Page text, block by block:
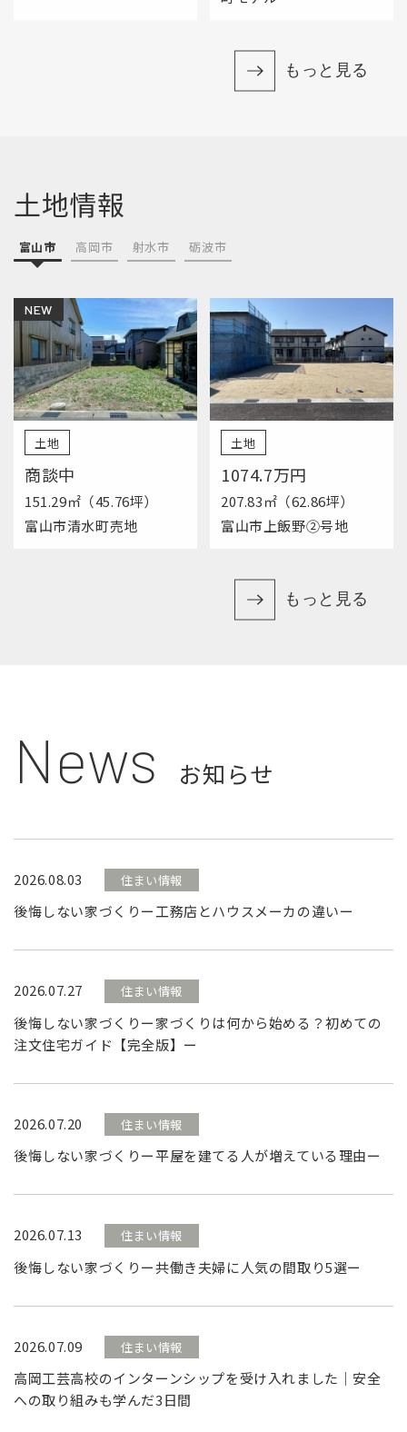
もっと見る
土地情報
富山市 高岡市 射水市 砺波市
NEW
土地
商談中
151.29㎡（45.76坪）
富山市清水町売地
土地
1074.7万円
207.83㎡（62.86坪）
富山市上飯野②号地
もっと見る
News お知らせ
2026.08.03 住まい情報
後悔しない家づくりー工務店とハウスメーカの違いー
2026.07.27 住まい情報
後悔しない家づくりー家づくりは何から始める？初めての
注文住宅ガイド【完全版】ー
2026.07.20 住まい情報
後悔しない家づくりー平屋を建てる人が増えている理由ー
2026.07.13 住まい情報
後悔しない家づくりー共働き夫婦に人気の間取り5選ー
2026.07.09 住まい情報
高岡工芸高校のインターンシップを受け入れました｜安全
への取り組みも学んだ3日間